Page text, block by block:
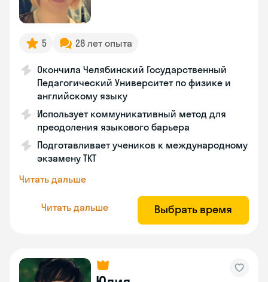
5 28 лет опыта
Окончила Челябинский Государственный
Педагогический Университет по физике и
английскому языку
Использует коммуникативный метод для
преодоления языкового барьера
Подготавливает учеников к международному
экзамену TKT
Читать дальше
Читать дальше Выбрать время